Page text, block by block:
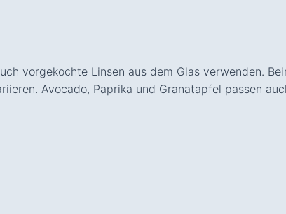
vorgekochte Linsen aus dem Glas verwenden.
Avocado, Paprika und Granatapfel passen